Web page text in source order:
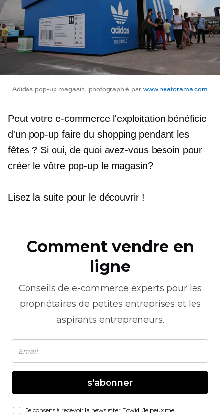
Adidas pop-upmagasin, photographié par www.neatorama.com
Peut votre e-commercel'exploitation bénéficie
d'un pop-upfaire du shopping pendant les
fêtes ? Si oui, de quoi avez-vous besoin pour
créer le vôtre pop-uple magasin?
Lisez la suite pour le découvrir !
Comment vendre en
ligne
Conseils de e-commerce experts pour les
propriétaires de petites entreprises et les
aspirants entrepreneurs.
s'abonner
Je consens à recevoir la newsletter Ecwid. Je peux me